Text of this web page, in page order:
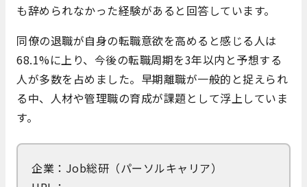
も辞められなかった経験があると回答しています。​
同僚の退職が自身の転職意欲を高めると感じる人は
68.1%に上り、今後の転職周期を3年以内と予想する
人が多数を占めました。​早期離職が一般的と捉えられ
る中、人材や管理職の育成が課題として浮上していま
す。
企業：Job総研（パーソルキャリア）